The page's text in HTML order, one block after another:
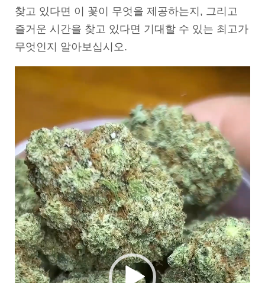
찾고 있다면 이 꽃이 무엇을 제공하는지, 그리고
즐거운 시간을 찾고 있다면 기대할 수 있는 최고가
무엇인지 알아보십시오.
레
이
어